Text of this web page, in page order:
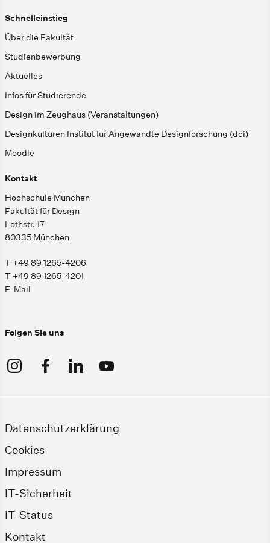
Schnelleinstieg
Über die Fakultät
Studienbewerbung
Aktuelles
Infos für Studierende
Design im Zeughaus (Veranstaltungen)
Designkulturen Institut für Angewandte Designforschung (dci)
Moodle
Kontakt
Hochschule München
Fakultät für Design
Lothstr. 17
80335 München
T +49 89 1265-4206
T +49 89 1265-4201
E-Mail
Folgen Sie uns
Datenschutzerklärung
Cookies
Impressum
IT-Sicherheit
IT-Status
Kontakt